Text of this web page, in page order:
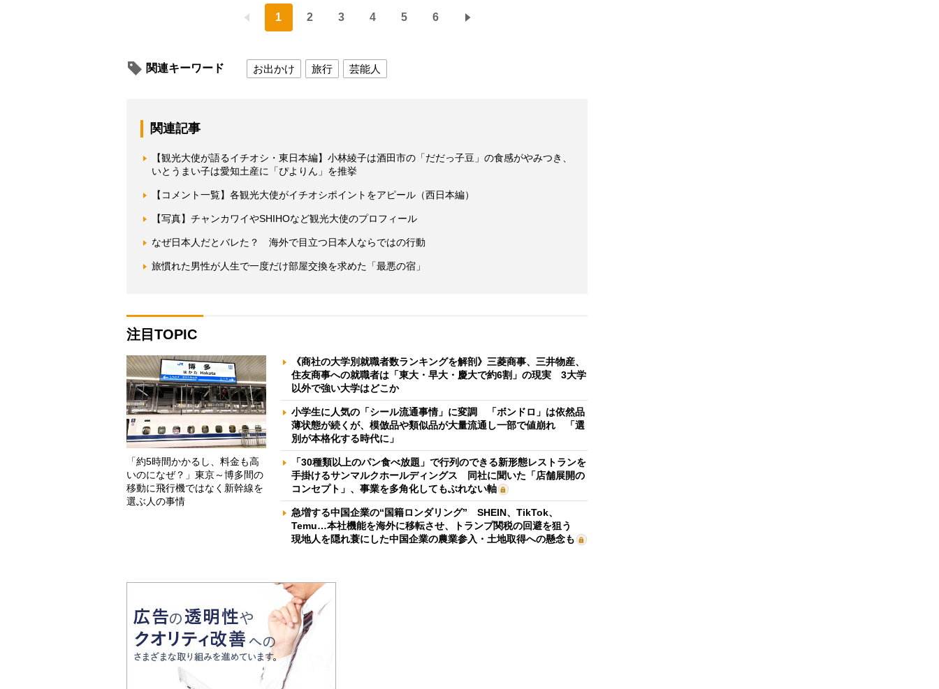
1 2 3 4 5 6
関連キーワード お出かけ 旅行 芸能人
関連記事
【観光大使が語るイチオシ・東日本編】小林綾子は酒田市の「だだっ子豆」の食感がやみつき、
いとうまい子は愛知土産に「ぴよりん」を推挙
【コメント一覧】各観光大使がイチオシポイントをアピール（西日本編）
【写真】チャンカワイやSHIHOなど観光大使のプロフィール
なぜ日本人だとバレた？ 海外で目立つ日本人ならではの行動
旅慣れた男性が人生で一度だけ部屋交換を求めた「最悪の宿」
注目TOPIC
「約5時間かかるし、料金も高
いのになぜ？」東京～博多間の
移動に飛行機ではなく新幹線を
選ぶ人の事情
《商社の大学別就職者数ランキングを解剖》三菱商事、三井物産、
住友商事への就職者は「東大・早大・慶大で約6割」の現実 3大学
以外で強い大学はどこか
小学生に人気の「シール流通事情」に変調 「ボンドロ」は依然品
薄状態が続くが、模倣品や類似品が大量流通し一部で値崩れ 「選
別が本格化する時代に」
「30種類以上のパン食べ放題」で行列のできる新形態レストランを
手掛けるサンマルクホールディングス 同社に聞いた「店舗展開の
コンセプト」、事業を多角化してもぶれない軸
急増する中国企業の“国籍ロンダリング” SHEIN、TikTok、
Temu…本社機能を海外に移転させ、トランプ関税の回避を狙う
現地人を隠れ蓑にした中国企業の農業参入・土地取得への懸念も